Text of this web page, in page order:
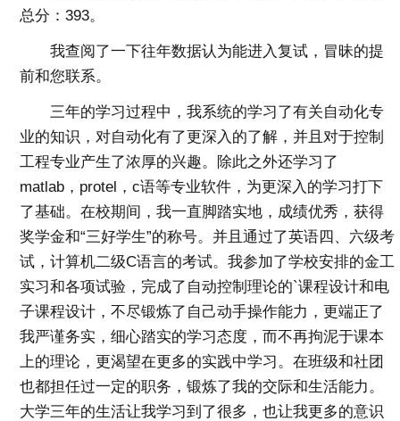
总分：393。
我查阅了一下往年数据认为能进入复试，冒昧的提
前和您联系。
三年的学习过程中，我系统的学习了有关自动化专
业的知识，对自动化有了更深入的了解，并且对于控制
工程专业产生了浓厚的兴趣。除此之外还学习了
matlab，protel，c语等专业软件，为更深入的学习打下
了基础。在校期间，我一直脚踏实地，成绩优秀，获得
奖学金和“三好学生”的称号。并且通过了英语四、六级考
试，计算机二级C语言的考试。我参加了学校安排的金工
实习和各项试验，完成了自动控制理论的`课程设计和电
子课程设计，不尽锻炼了自己动手操作能力，更端正了
我严谨务实，细心踏实的学习态度，而不再拘泥于课本
上的理论，更渴望在更多的实践中学习。在班级和社团
也都担任过一定的职务，锻炼了我的交际和生活能力。
大学三年的生活让我学习到了很多，也让我更多的意识